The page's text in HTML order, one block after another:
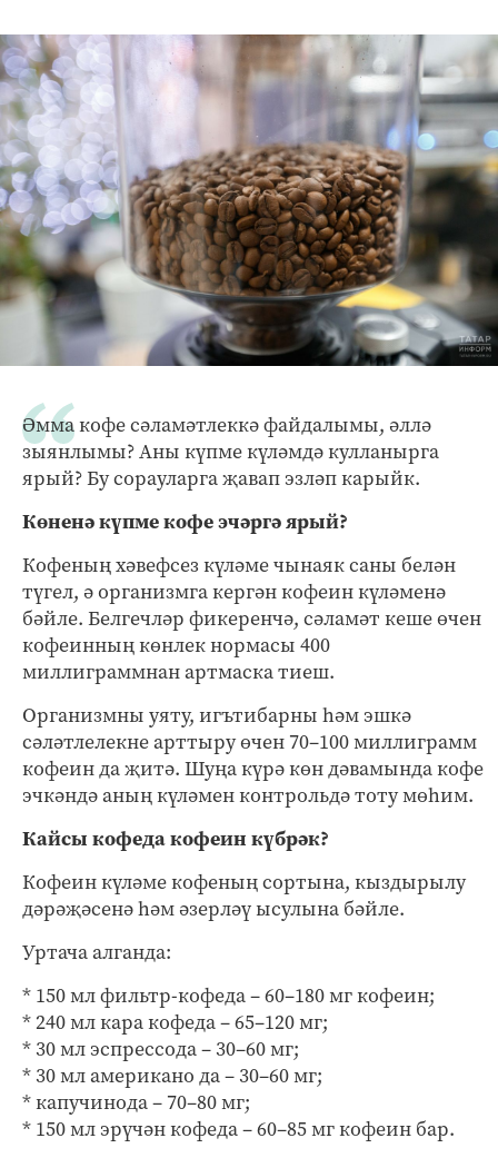
Әмма кофе сәламәтлеккә файдалымы, әллә
зыянлымы? Аны күпме күләмдә кулланырга
ярый? Бу сорауларга җавап эзләп карыйк.
Көненә күпме кофе эчәргә ярый?
Кофеның хәвефсез күләме чынаяк саны белән
түгел, ә организмга кергән кофеин күләменә
бәйле. Белгечләр фикеренчә, сәламәт кеше өчен
кофеинның көнлек нормасы 400
миллиграммнан артмаска тиеш.
Организмны уяту, игътибарны һәм эшкә
сәләтлелекне арттыру өчен 70–100 миллиграмм
кофеин да җитә. Шуңа күрә көн дәвамында кофе
эчкәндә аның күләмен контрольдә тоту мөһим.
Кайсы кофеда кофеин күбрәк?
Кофеин күләме кофеның сортына, кыздырылу
дәрәҗәсенә һәм әзерләү ысулына бәйле.
Уртача алганда:
* 150 мл фильтр-кофеда – 60–180 мг кофеин;
* 240 мл кара кофеда – 65–120 мг;
* 30 мл эспрессода – 30–60 мг;
* 30 мл американо да – 30–60 мг;
* капучинода – 70–80 мг;
* 150 мл эрүчән кофеда – 60–85 мг кофеин бар.